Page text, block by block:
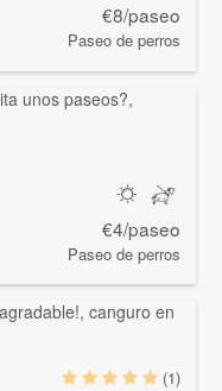
€8/paseo
Paseo de perros
€4/paseo
Paseo de perros
(1)